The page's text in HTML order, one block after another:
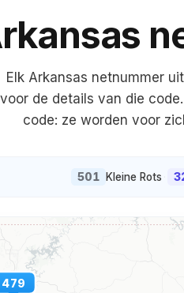
Elk Arkansas netnummer
voor de details van die
code: ze worden voor
501 Kleine Rots
479